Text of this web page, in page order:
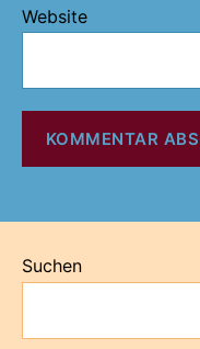
Website
Suchen